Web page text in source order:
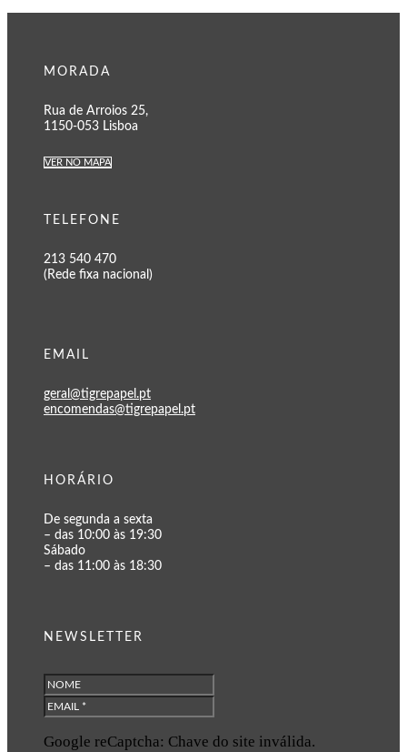
MORADA
Rua de Arroios 25,
1150-053 Lisboa
VER NO MAPA
TELEFONE
213 540 470
(Rede fixa nacional)
EMAIL
geral@tigrepapel.pt
encomendas@tigrepapel.pt
HORÁRIO
De segunda a sexta
– das 10:00 às 19:30
Sábado
– das 11:00 às 18:30
NEWSLETTER
Google reCaptcha: Chave do site inválida.